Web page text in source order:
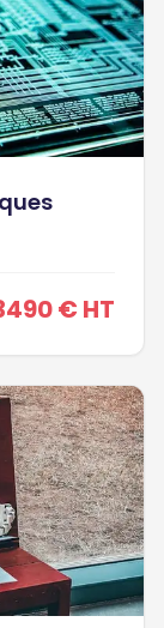
€ HT